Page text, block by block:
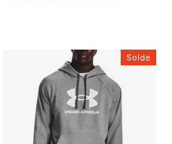
Solde